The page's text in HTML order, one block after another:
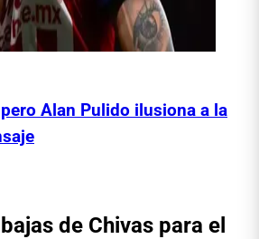
Alan Pulido ilusiona a la
de Chivas para el